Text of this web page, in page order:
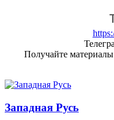
Получайте
Западная Русь